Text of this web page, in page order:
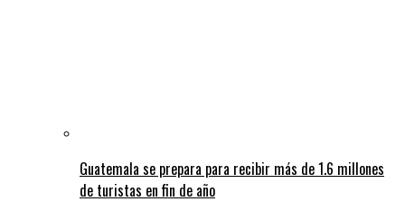
Guatemala se prepara para recibir más de 1.6 millones
de turistas en fin de año